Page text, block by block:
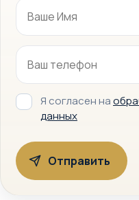
Я согласен на
данных